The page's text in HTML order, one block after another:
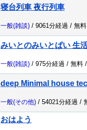
寝台列車 夜行列車
一般(雑談) / 9061分経過 / 無料
みいとのみいとぱい 生
一般(雑談) / 975分経過 / 無料 /
deep Minimal house
一般(その他) / 54021分経過 /
おはよう